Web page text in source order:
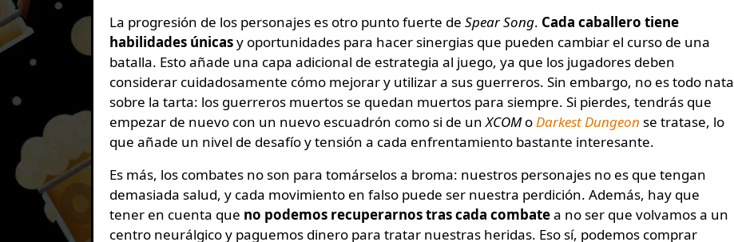
La progresión de los personajes es otro punto fuerte de Spear Song. Cada caballero tiene
habilidades únicasy oportunidades para hacer sinergias que pueden cambiar el curso de una
batalla. Esto añade una capa adicional de estrategia al juego, ya que los jugadores deben
considerar cuidadosamente cómo mejorar y utilizar a sus guerreros. Sin embargo, no es todo nata
sobre la tarta: los guerreros muertos se quedan muertos para siempre. Si pierdes, tendrás que
empezar de nuevo con un nuevo escuadrón como si de unXCOMoDarkest Dungeon se tratase, lo
que añade un nivel de desafío y tensión a cada enfrentamiento bastante interesante.
Es más, los combates no son para tomárselos a broma: nuestros personajes no es que tengan
demasiada salud, y cada movimiento en falso puede ser nuestra perdición. Además, hay que
tener en cuenta que no podemos recuperarnos tras cada combatea no ser que volvamos a un
centro neurálgico y paguemos dinero para tratar nuestras heridas. Eso sí, podemos comprar